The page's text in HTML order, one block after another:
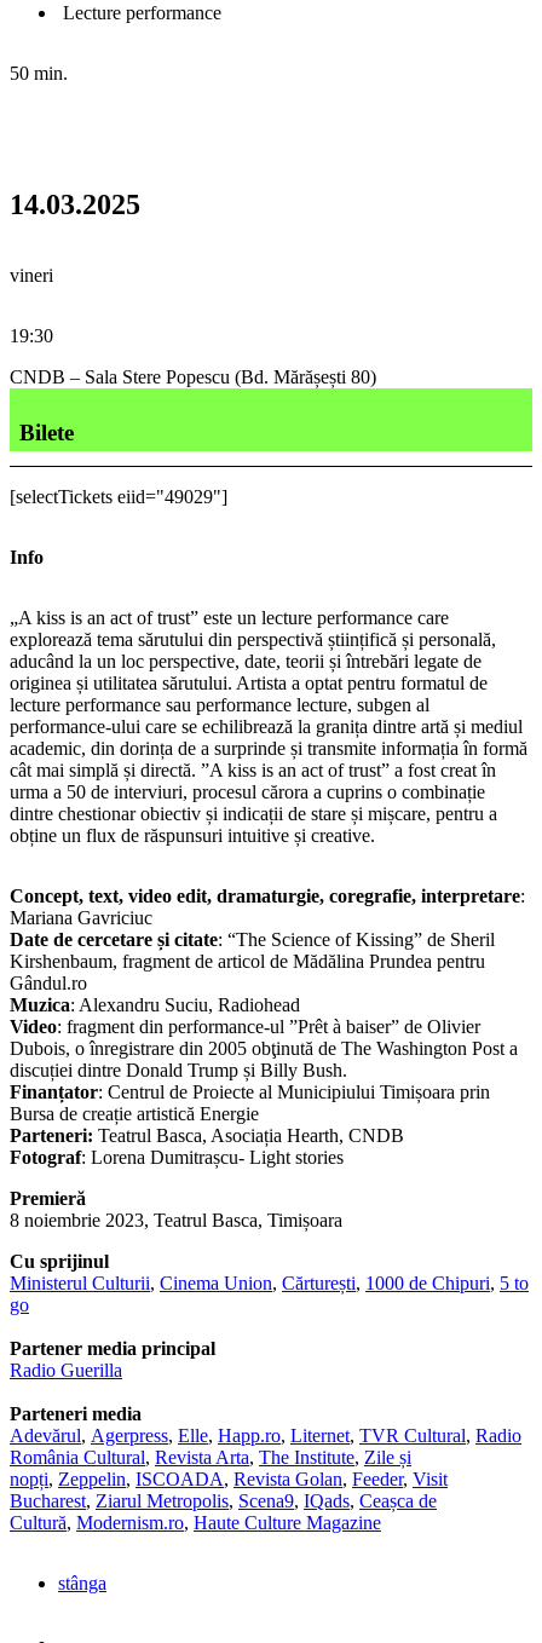
Lecture performance
50 min.
14.03.2025
vineri
19:30
CNDB – Sala Stere Popescu (Bd. Mărășești 80)
Bilete
[selectTickets eiid="49029"]
Info
„A kiss is an act of trust” este un lecture performance care
explorează tema sărutului din perspectivă științifică și personală,
aducând la un loc perspective, date, teorii și întrebări legate de
originea și utilitatea sărutului. Artista a optat pentru formatul de
lecture performance sau performance lecture, subgen al
performance-ului care se echilibrează la granița dintre artă și mediul
academic, din dorința de a surprinde și transmite informația în formă
cât mai simplă și directă. ”A kiss is an act of trust” a fost creat în
urma a 50 de interviuri, procesul cărora a cuprins o combinație
dintre chestionar obiectiv și indicații de stare și mișcare, pentru a
obține un flux de răspunsuri intuitive și creative.
Concept, text, video edit, dramaturgie, coregrafie, interpretare:
Mariana Gavriciuc
Date de cercetare și citate: “The Science of Kissing” de Sheril
Kirshenbaum, fragment de articol de Mădălina Prundea pentru
Gândul.ro
Muzica: Alexandru Suciu, Radiohead
Video: fragment din performance-ul ”Prêt à baiser” de Olivier
Dubois, o înregistrare din 2005 obţinută de The Washington Post a
discuției dintre Donald Trump și Billy Bush.
Finanțator: Centrul de Proiecte al Municipiului Timișoara prin
Bursa de creație artistică Energie
Parteneri: Teatrul Basca, Asociația Hearth, CNDB
Fotograf: Lorena Dumitrașcu- Light stories
Premieră
8 noiembrie 2023, Teatrul Basca, Timișoara
Cu sprijinul
Ministerul Culturii, Cinema Union, Cărturești, 1000 de Chipuri, 5 to
go
Partener media principal
Radio Guerilla
Parteneri media
Adevărul, Agerpress, Elle, Happ.ro, Liternet, TVR Cultural, Radio
România Cultural, Revista Arta, The Institute, Zile și
nopți, Zeppelin, ISCOADA, Revista Golan, Feeder, Visit
Bucharest, Ziarul Metropolis, Scena9, IQads, Ceașca de
Cultură, Modernism.ro, Haute Culture Magazine
stânga